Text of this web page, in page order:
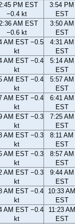
PM EST
−0.4 kt
3:54 PM
EST
AM EST
−0.6 kt
3:50 AM
EST
AM EST −0.5
kt
4:31 AM
EST
AM EST −0.4
kt
5:14 AM
EST
AM EST −0.4
kt
5:57 AM
EST
AM EST −0.4
kt
6:41 AM
EST
AM EST −0.3
kt
7:25 AM
EST
AM EST −0.3
kt
8:11 AM
EST
AM EST −0.3
kt
8:57 AM
EST
AM EST −0.3
kt
9:44 AM
EST
AM EST −0.4
kt
10:33 AM
EST
AM EST −0.4
kt
11:23 AM
EST